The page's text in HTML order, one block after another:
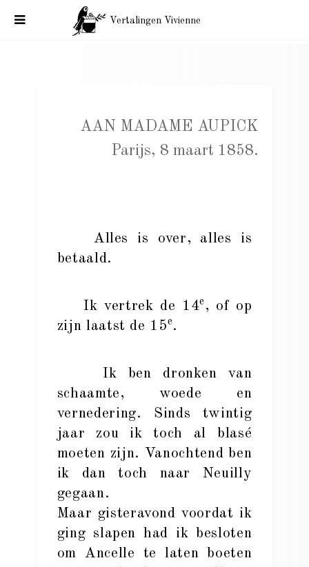
Vertalingen Vivienne
AAN MADAME AUPICK
Parijs, 8 maart 1858.
Alles is over, alles is
betaald.
Ik vertrek de 14e , of op
zijn laatst de 15e.
Ik ben dronken van
schaamte, woede en
vernedering. Sinds twintig
jaar zou ik toch al blasé
moeten zijn. Vanochtend ben
ik dan toch naar Neuilly
gegaan.
Maar gisteravond voordat ik
ging slapen had ik besloten
om Ancelle te laten boeten